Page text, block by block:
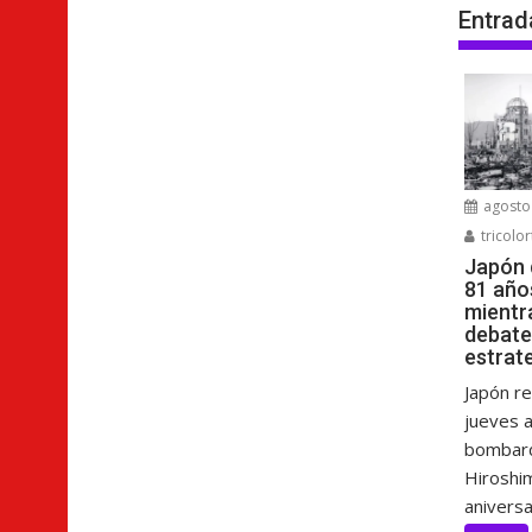
Japón
81
Japón
jueves